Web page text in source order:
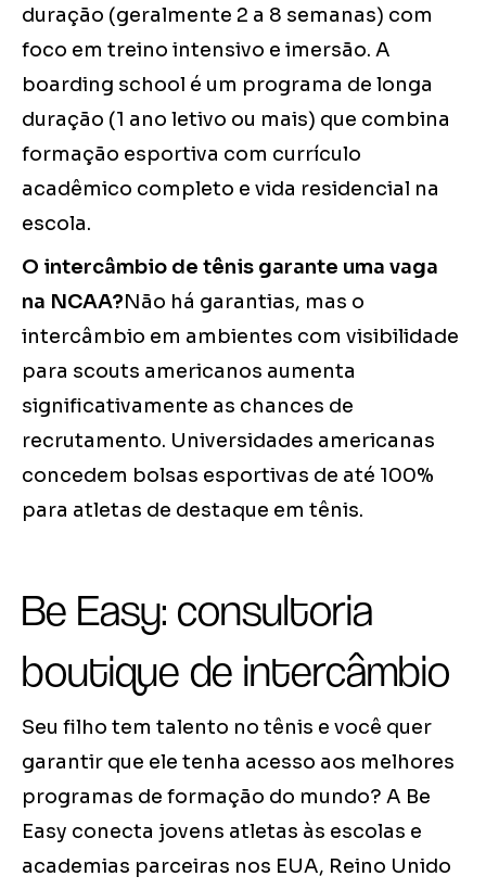
duração (geralmente 2 a 8 semanas) com
foco em treino intensivo e imersão. A
boarding school é um programa de longa
duração (1 ano letivo ou mais) que combina
formação esportiva com currículo
acadêmico completo e vida residencial na
escola.
O intercâmbio de tênis garante uma vaga
na NCAA?Não há garantias, mas o
intercâmbio em ambientes com visibilidade
para scouts americanos aumenta
significativamente as chances de
recrutamento. Universidades americanas
concedem bolsas esportivas de até 100%
para atletas de destaque em tênis.
Be Easy: consultoria
boutique de intercâmbio
Seu filho tem talento no tênis e você quer
garantir que ele tenha acesso aos melhores
programas de formação do mundo? A Be
Easy conecta jovens atletas às escolas e
academias parceiras nos EUA, Reino Unido